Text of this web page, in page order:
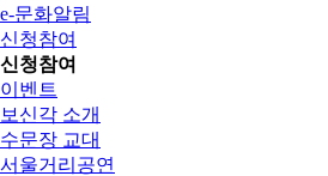
e-문화알림
신청참여
신청참여
이벤트
보신각 소개
수문장 교대
서울거리공연